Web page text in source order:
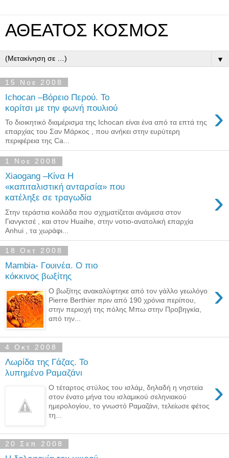
ΑΘΕΑΤΟΣ ΚΟΣΜΟΣ
▼
15 Νοε 2008
Ichocan –Βόρειο Περού. Το
κορίτσι με την φωνή πουλιού
›
Το διοικητικό διαμέρισμα της Ichocan είναι ένα από τα επτά της
επαρχίας του Σαν Μάρκος , που ανήκει στην ευρύτερη
περιφέρεια της Ca...
1 Νοε 2008
Xiaogang –Κίνα Η
«καπιταλιστική ανταρσία» που
κατέληξε σε τραγωδία
›
Στην τεράστια κοιλάδα που σχηματίζεται ανάμεσα στον
Γιανγκτσέ , και στον Huaihe, στην νοτιο-ανατολική επαρχία
Anhui , τα χωράφι...
18 Οκτ 2008
Mambia- Γουινέα. Ο πιο
κόκκινος βωξίτης
›
Ο βωξίτης ανακαλύφτηκε από τον γάλλο γεωλόγο
Pierre Berthier πριν από 190 χρόνια περίπου,
στην περιοχή της πόλης Μπω στην Προβηγκία,
από την...
4 Οκτ 2008
Λωρίδα της Γάζας. Το
λυπημένο Ραμαζάνι
›
Ο τέταρτος στύλος του ισλάμ, δηλαδή η νηστεία
στον ένατο μήνα του ισλαμικού σεληνιακού
ημερολογίου, το γνωστό Ραμαζάνι, τελείωσε φέτος
τη...
20 Σεπ 2008